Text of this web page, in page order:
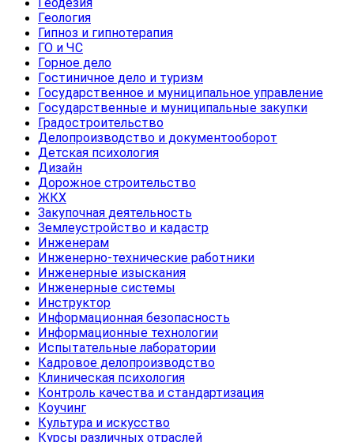
Геология
Гипноз и гипнотерапия
ГО и ЧС
Горное дело
Гостиничное дело и туризм
Государственное и муниципальное управление
Государственные и муниципальные закупки
Градостроительство
Делопроизводство и документооборот
Детская психология
Дизайн
Дорожное строительство
ЖКХ
Закупочная деятельность
Землеустройство и кадастр
Инженерам
Инженерно-технические работники
Инженерные изыскания
Инженерные системы
Инструктор
Информационная безопасность
Информационные технологии
Испытательные лаборатории
Кадровое делопроизводство
Клиническая психология
Контроль качества и стандартизация
Коучинг
Культура и искусство
Курсы различных отраслей